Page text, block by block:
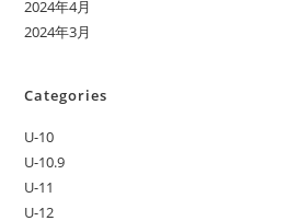
2024年4月
2024年3月
Categories
U-10
U-10.9
U-11
U-12